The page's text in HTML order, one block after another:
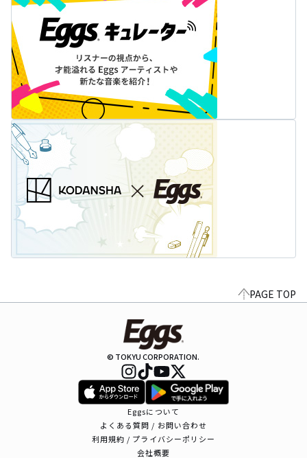
PAGE TOP
© TOKYU CORPORATION.
Eggsについて
よくある質問 / お問い合わせ
利用規約 / プライバシーポリシー
会社概要